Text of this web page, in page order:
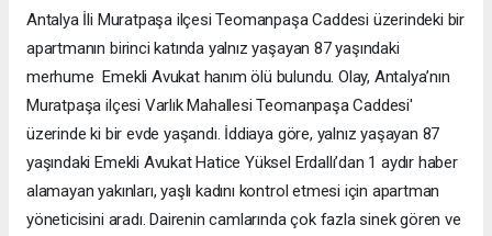
Antalya İli Muratpaşa ilçesi Teomanpaşa Caddesi üzerindeki bir
apartmanın birinci katında yalnız yaşayan 87 yaşındaki
merhume Emekli Avukat hanım ölü bulundu. Olay, Antalya’nın
Muratpaşa ilçesi Varlık Mahallesi Teomanpaşa Caddesi'
üzerinde ki bir evde yaşandı. İddiaya göre, yalnız yaşayan 87
yaşındaki Emekli Avukat Hatice Yüksel Erdallı’dan 1 aydır haber
alamayan yakınları, yaşlı kadını kontrol etmesi için apartman
yöneticisini aradı. Dairenin camlarında çok fazla sinek gören ve